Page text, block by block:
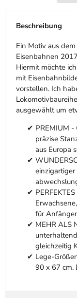
Beschreibung
Ein Motiv aus
Eisenbahnen
Hiermit möchte
mit
vorstellen. Ich
ausgewählt um
PREMIUM
präzise
aus Europa
für
MEHR ALS
gleichzeitig
Lege-
90 x 67 cm.